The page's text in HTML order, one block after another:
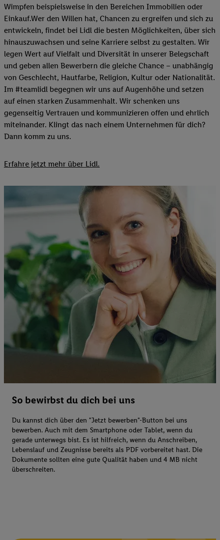
Wimpfen beispielsweise in den Bereichen Immobilien oder
Einkauf.Wer den Willen hat, Chancen zu ergreifen und sich zu
entwickeln, findet bei Lidl die besten Möglichkeiten, über sich
hinauszuwachsen und seine Karriere selbst zu gestalten. Wir
legen Wert auf Vielfalt und Diversität in unserer Belegschaft
und geben allen Bewerbern die gleiche Chance – unabhängig
von Geschlecht, Hautfarbe, Religion, Kultur oder Nationalität.
Im #teamlidl begegnen wir uns auf Augenhöhe und setzen
auf einen starken Zusammenhalt. Wir schenken uns
gegenseitig Vertrauen und kommunizieren offen und ehrlich
miteinander. Klingt das nach einem Unternehmen für dich?
Dann komm zu uns.​
Erfahre jetzt mehr über Lidl.
So bewirbst du dich bei uns
Du kannst dich über den "Jetzt bewerben"-Button bei uns
bewerben. Auch mit dem Smartphone oder Tablet, wenn du
gerade unterwegs bist. Es ist hilfreich, wenn du Anschreiben,
Lebenslauf und Zeugnisse bereits als PDF vorbereitet hast. Die
Dokumente sollten eine gute Qualität haben und 4 MB nicht
überschreiten.